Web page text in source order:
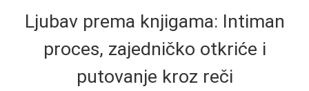
Ljubav prema knjigama: Intiman
proces, zajedničko otkriće i
putovanje kroz reči